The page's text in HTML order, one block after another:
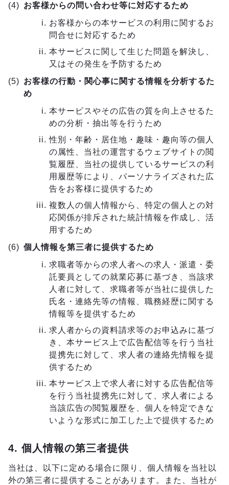
お客様からの問い合わせ等に対応するため
お客様からの本サービスの利用に関するお
問合せに対応するため
本サービスに関して生じた問題を解決し、
又はその発生を予防するため
お客様の行動・関心事に関する情報を分析するた
め
本サービスやその広告の質を向上させるた
めの分析・抽出等を行うため
性別・年齢・居住地・趣味・趣向等の個人
の属性、当社の運営するウェブサイトの閲
覧履歴、当社の提供しているサービスの利
用履歴等により、パーソナライズされた広
告をお客様に提供するため
複数人の個人情報から、特定の個人との対
応関係が排斥された統計情報を作成し、活
用するため
個人情報を第三者に提供するため
求職者等からの求人者への求人・派遣・委
託要員としての就業応募に基づき、当該求
人者に対して、求職者等が当社に提供した
氏名・連絡先等の情報、職務経歴に関する
情報等を提供するため
求人者からの資料請求等のお申込みに基づ
き、本サービス上で広告配信等を行う当社
提携先に対して、求人者の連絡先情報を提
供するため
本サービス上で求人者に対する広告配信等
を行う当社提携先に対して、求人者による
当該広告の閲覧履歴を、個人を特定できな
いような形式に加工した上で提供するため
4. 個人情報の第三者提供
当社は、以下に定める場合に限り、個人情報を当社以
外の第三者に提供することがあります。また、当社が